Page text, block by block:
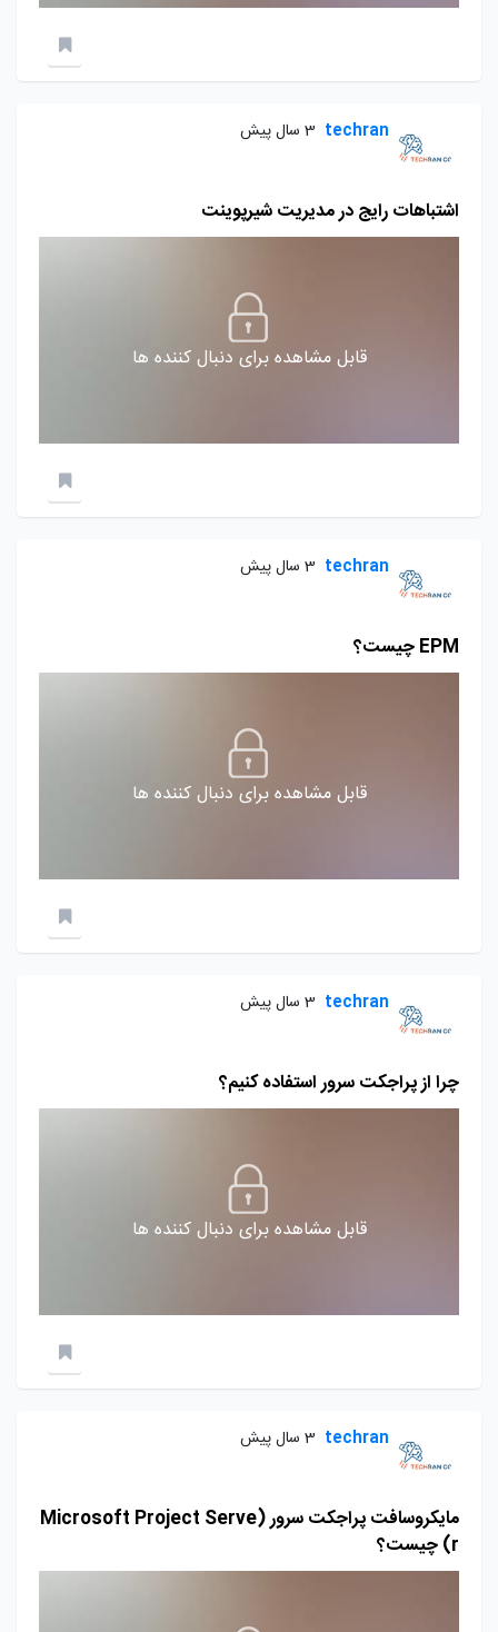
techran 3 سال پیش
اشتباهات رایج در مدیریت شیرپوینت
قابل مشاهده برای دنبال کننده ها
techran 3 سال پیش
EPM چیست؟
قابل مشاهده برای دنبال کننده ها
techran 3 سال پیش
چرا از پراجکت سرور استفاده کنیم؟
قابل مشاهده برای دنبال کننده ها
techran 3 سال پیش
مایکروسافت پراجکت سرور (Microsoft Project Serve
r) چیست؟